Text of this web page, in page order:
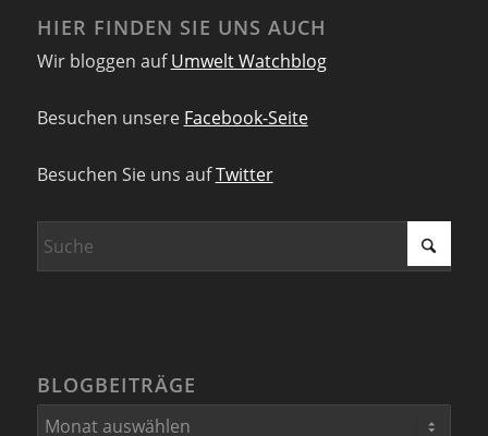
HIER FINDEN SIE UNS AUCH
Wir bloggen aufUmwelt Watchblog
Besuchen unsere Facebook-Seite
Besuchen Sie uns aufTwitter
BLOGBEITRÄGE